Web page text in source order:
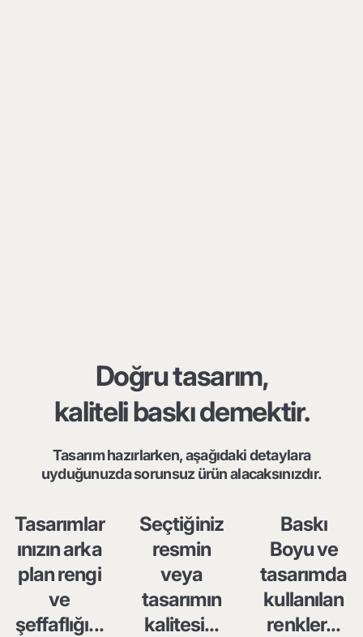
Doğru tasarım,
kaliteli baskı demektir.
Tasarım hazırlarken, aşağıdaki detaylara
uyduğunuzda sorunsuz ürün alacaksınızdır.
Tasarımlar
ınızın arka
plan rengi
ve
şeffaflığı...
Seçtiğiniz
resmin
veya
tasarımın
kalitesi...
Baskı
Boyu ve
tasarımda
kullanılan
renkler...